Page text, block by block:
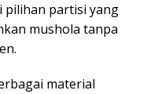
pilihan partisi yang
mushola tanpa
material